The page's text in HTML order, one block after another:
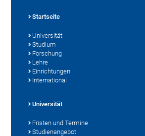
Startseite
Universität
Studium
Forschung
Lehre
Einrichtungen
International
Universität
Fristen und Termine
Studienangebot